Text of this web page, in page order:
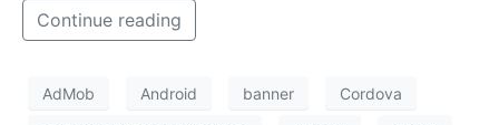
Continue reading
AdMob Android banner Cordova